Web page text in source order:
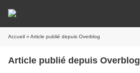
Accueil » Article publié depuis Overblog
Article publié depuis Overblog